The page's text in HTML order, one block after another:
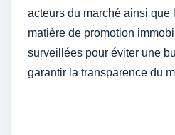
acteurs du marché ainsi que
matière de promotion
surveillées pour éviter une
garantir la transparence du